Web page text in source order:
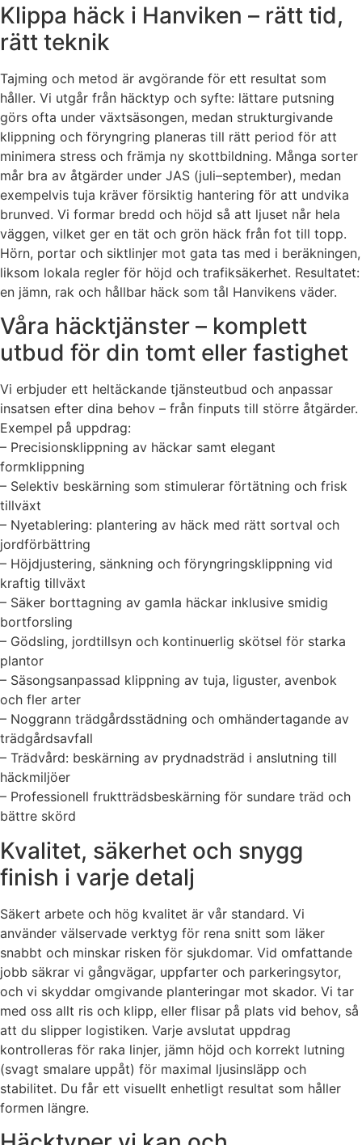
Klippa häck i Hanviken – rätt tid,
rätt teknik
Tajming och metod är avgörande för ett resultat som
håller. Vi utgår från häcktyp och syfte: lättare putsning
görs ofta under växtsäsongen, medan strukturgivande
klippning och föryngring planeras till rätt period för att
minimera stress och främja ny skottbildning. Många sorter
mår bra av åtgärder under JAS (juli–september), medan
exempelvis tuja kräver försiktig hantering för att undvika
brunved. Vi formar bredd och höjd så att ljuset når hela
väggen, vilket ger en tät och grön häck från fot till topp.
Hörn, portar och siktlinjer mot gata tas med i beräkningen,
liksom lokala regler för höjd och trafiksäkerhet. Resultatet:
en jämn, rak och hållbar häck som tål Hanvikens väder.
Våra häcktjänster – komplett
utbud för din tomt eller fastighet
Vi erbjuder ett heltäckande tjänsteutbud och anpassar
insatsen efter dina behov – från finputs till större åtgärder.
Exempel på uppdrag:
– Precisionsklippning av häckar samt elegant
formklippning
– Selektiv beskärning som stimulerar förtätning och frisk
tillväxt
– Nyetablering: plantering av häck med rätt sortval och
jordförbättring
– Höjdjustering, sänkning och föryngringsklippning vid
kraftig tillväxt
– Säker borttagning av gamla häckar inklusive smidig
bortforsling
– Gödsling, jordtillsyn och kontinuerlig skötsel för starka
plantor
– Säsongsanpassad klippning av tuja, liguster, avenbok
och fler arter
– Noggrann trädgårdsstädning och omhändertagande av
trädgårdsavfall
– Trädvård: beskärning av prydnadsträd i anslutning till
häckmiljöer
– Professionell fruktträdsbeskärning för sundare träd och
bättre skörd
Kvalitet, säkerhet och snygg
finish i varje detalj
Säkert arbete och hög kvalitet är vår standard. Vi
använder välservade verktyg för rena snitt som läker
snabbt och minskar risken för sjukdomar. Vid omfattande
jobb säkrar vi gångvägar, uppfarter och parkeringsytor,
och vi skyddar omgivande planteringar mot skador. Vi tar
med oss allt ris och klipp, eller flisar på plats vid behov, så
att du slipper logistiken. Varje avslutat uppdrag
kontrolleras för raka linjer, jämn höjd och korrekt lutning
(svagt smalare uppåt) för maximal ljusinsläpp och
stabilitet. Du får ett visuellt enhetligt resultat som håller
formen längre.